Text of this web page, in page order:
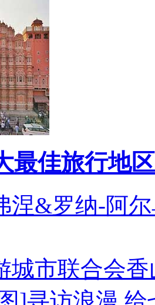
最佳旅行地区
涅&罗纳-阿
城市联合会